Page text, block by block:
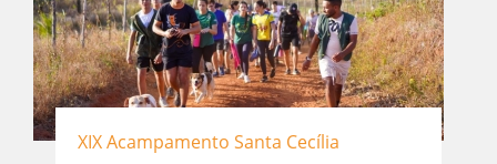
XIX Acampamento Santa Cecília